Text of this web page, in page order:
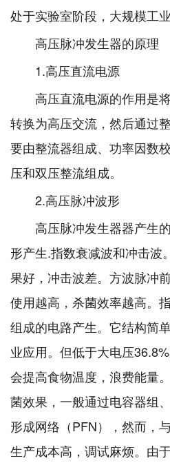
处于实验室阶段，大规模工
高压脉冲发生器的原理
1.高压直流电源
高压直流电源的作用是
转换为高压交流，然后通过
要由整流器组成、功率因数
压和双压整流组成。
2.高压脉冲波形
高压脉冲发生器器产生
形产生.指数衰减波和冲击波
果好，冲击波差。方波脉冲
使用越高，杀菌效率越高。
组成的电路产生。它结构简
业应用。但低于大电压
会提高食物温度，浪费能量
菌效果，一般通过电容器组
形成网络（PFN），然而，
生产成本高，调试麻烦。由